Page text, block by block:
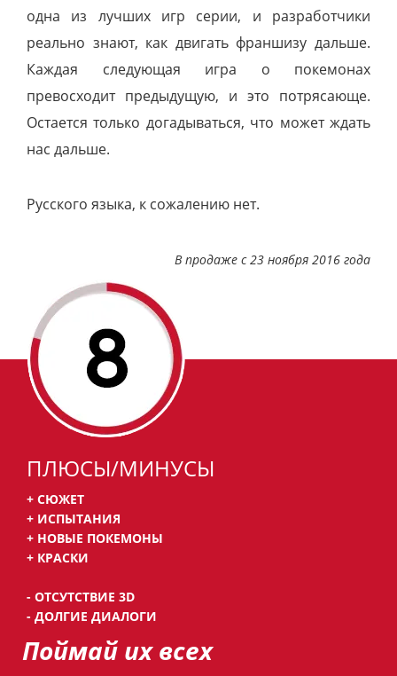
одна из лучших игр серии, и разработчики
реально знают, как двигать франшизу дальше.
Каждая следующая игра о покемонах
превосходит предыдущую, и это потрясающе.
Остается только догадываться, что может ждать
нас дальше.
Русского языка, к сожалению нет.
В продаже с 23 ноября 2016 года
ПЛЮСЫ/МИНУСЫ
+ СЮЖЕТ
+ ИСПЫТАНИЯ
+ НОВЫЕ ПОКЕМОНЫ
+ КРАСКИ
- ОТСУТСТВИЕ 3D
- ДОЛГИЕ ДИАЛОГИ
Поймай их всех